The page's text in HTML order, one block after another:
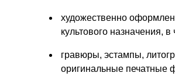
художественно
культового назначения, в
гравюры, эстампы,
оригинальные печатные